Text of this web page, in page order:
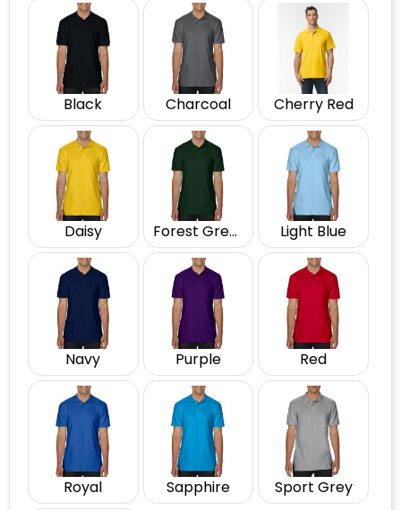
Black Charcoal Cherry Red
Daisy Forest Green Light Blue
Navy Purple Red
Royal Sapphire Sport Grey